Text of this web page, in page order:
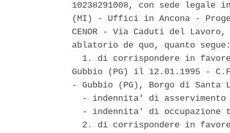
10238291008, con sede
(MI) - Uffici in Ancona -
CENOR - Via Caduti del
ablatorio de quo, quanto
1. di corrispondere in
Gubbio (PG) il 12.01.1995 - C.F.
- Gubbio (PG), Borgo di
- indennita' di
- indennita' di occupazione
2. di corrispondere in